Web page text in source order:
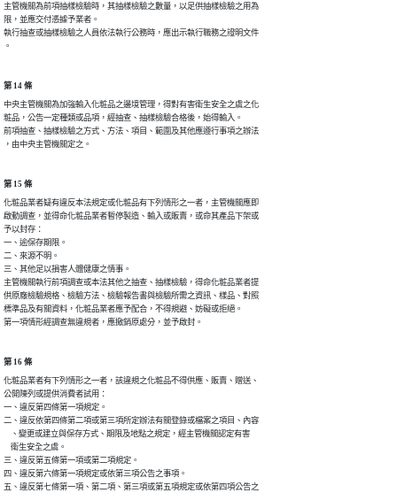
主管機關為前項抽樣檢驗時，其抽樣檢驗之數量，以足供抽樣檢驗之用為
限，並應交付憑據予業者。
執行抽查或抽樣檢驗之人員依法執行公務時，應出示執行職務之證明文件
。
第 14 條
中央主管機關為加強輸入化粧品之邊境管理，得對有害衛生安全之虞之化
粧品，公告一定種類或品項，經抽查、抽樣檢驗合格後，始得輸入。
前項抽查、抽樣檢驗之方式、方法、項目、範圍及其他應遵行事項之辦法
，由中央主管機關定之。
第 15 條
化粧品業者疑有違反本法規定或化粧品有下列情形之一者，主管機關應即
啟動調查，並得命化粧品業者暫停製造、輸入或販賣，或命其產品下架或
予以封存：
一、逾保存期限。
二、來源不明。
三、其他足以損害人體健康之情事。
主管機關執行前項調查或本法其他之抽查、抽樣檢驗，得命化粧品業者提
供原廠檢驗規格、檢驗方法、檢驗報告書與檢驗所需之資訊、樣品、對照
標準品及有關資料，化粧品業者應予配合，不得規避、妨礙或拒絕。
第一項情形經調查無違規者，應撤銷原處分，並予啟封。
第 16 條
化粧品業者有下列情形之一者，該違規之化粧品不得供應、販賣、贈送、
公開陳列或提供消費者試用：
一、違反第四條第一項規定。
二、違反依第四條第二項或第三項所定辦法有關登錄或檔案之項目、內容
    、變更或建立與保存方式、期限及地點之規定，經主管機關認定有害
    衛生安全之虞。
三、違反第五條第一項或第二項規定。
四、違反第六條第一項規定或依第三項公告之事項。
五、違反第七條第一項、第二項、第三項或第五項規定或依第四項公告之